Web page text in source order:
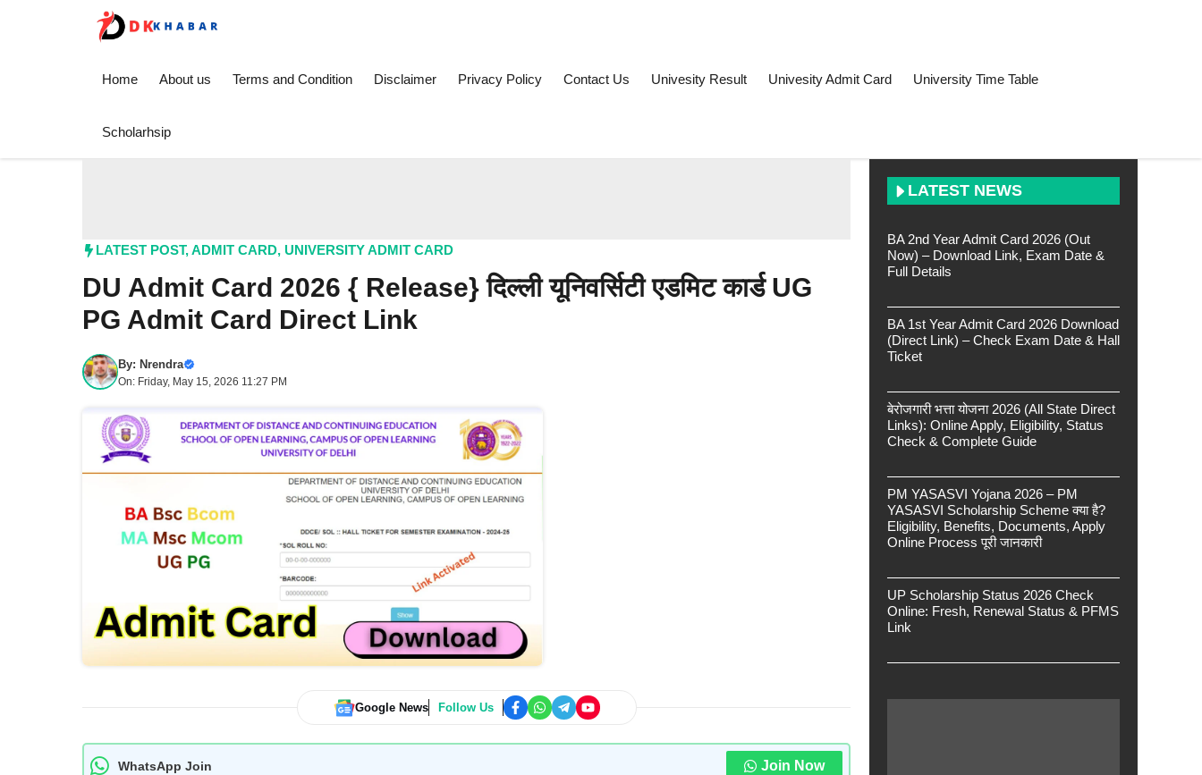
Home About us Terms and Condition Disclaimer Privacy Policy Contact Us Univesity Result Univesity Admit Card University Time Table
Scholarhsip
LATEST POST,ADMIT CARD, UNIVERSITY ADMIT CARD
DU Admit Card 2026 { Release} दिल्ली यूनिवर्सिटी एडमिट कार्ड UG
PG Admit Card Direct Link
By: Nrendra
On: Friday, May 15, 2026 11:27 PM
Google News Follow Us
WhatsApp Join Join Now
LATEST NEWS
BA 2nd Year Admit Card 2026 (Out
Now) – Download Link, Exam Date &
Full Details
BA 1st Year Admit Card 2026 Download
(Direct Link) – Check Exam Date & Hall
Ticket
बेरोजगारी भत्ता योजना 2026 (All State Direct
Links): Online Apply, Eligibility, Status
Check & Complete Guide
PM YASASVI Yojana 2026 – PM
YASASVI Scholarship Scheme क्या है?
Eligibility, Benefits, Documents, Apply
Online Process पूरी जानकारी
UP Scholarship Status 2026 Check
Online: Fresh, Renewal Status & PFMS
Link